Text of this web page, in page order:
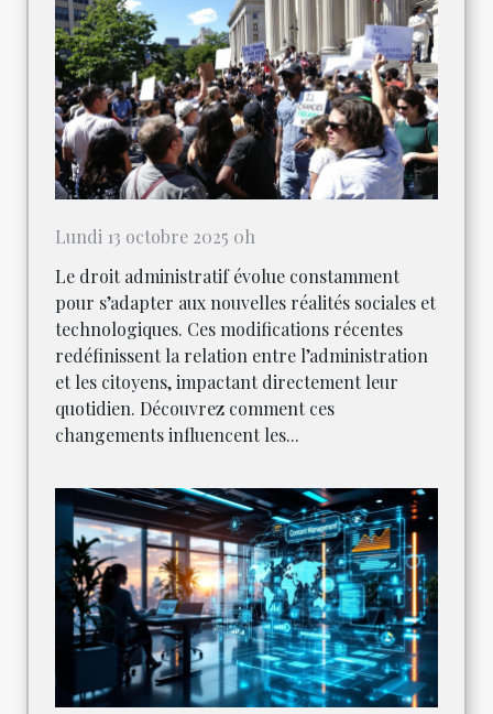
Lundi 13 octobre 2025 0h
Le droit administratif évolue constamment
pour s’adapter aux nouvelles réalités sociales et
technologiques. Ces modifications récentes
redéfinissent la relation entre l’administration
et les citoyens, impactant directement leur
quotidien. Découvrez comment ces
changements influencent les...